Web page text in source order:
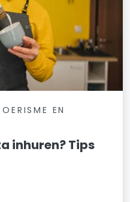
EN
inhuren? Tips